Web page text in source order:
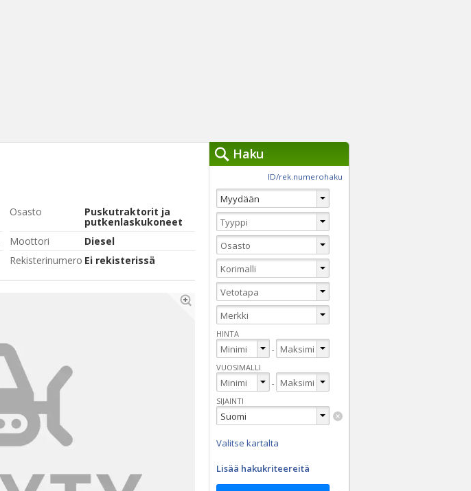
Osasto Puskutraktorit ja
putkenlaskukoneet
Moottori
Diesel
Rekisterinumero Ei rekisterissä
Haku
ID/rek.numerohaku
HINTA
-
VUOSIMALLI
-
SIJAINTI
Valitse kartalta
Lisää hakukriteereitä